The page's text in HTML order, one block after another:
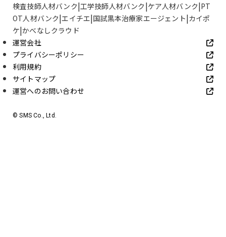
検査技師人材バンク 工学技師人材バンク ケア人材バンク PT
OT人材バンク エイチエ 国試黒本治療家エージェント カイポ
ケ かべなしクラウド
運営会社
プライバシーポリシー
利用規約
サイトマップ
運営へのお問い合わせ
© SMS Co., Ltd.